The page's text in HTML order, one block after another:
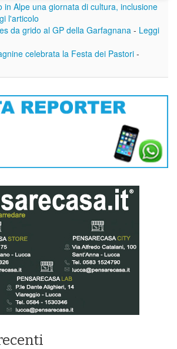
in Alpe una giornata di cultura, inclusione
l'articolo
da grido al GP della Garfagnana - Leggi
celebrata la Festa dei Pastori -